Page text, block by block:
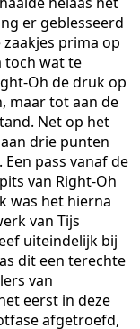
er geblesseerd
prima op
toch wat te
Oh de druk op
maar tot aan de
Net op het
drie punten
pass vanaf de
van Right-Oh
was het hierna
van Tijs
uiteindelijk bij
dit een terechte
van
eerst in deze
afgetroefd,